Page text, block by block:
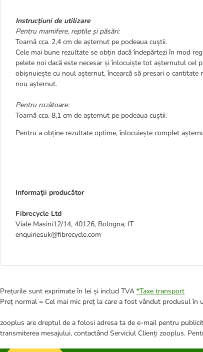
Instrucțiuni de utilizare
Pentru mamifere, reptile și păsări:
Toarnă cca. 2,4 cm de așternut pe podeaua cuștii.
Cele mai bune rezultate se obțin dacă îndepărtezi în mod
pelete noi dacă este necesar și înlocuiște tot așternutul cel
obișnuiește cu noul așternut, încearcă să presari o
nou așternut.
Pentru rozătoare:
Toarnă cca. 8,1 cm de așternut pe podeaua cuștii.
Pentru a obține rezultate optime, înlocuiește complet
Informații producător
Fibrecycle Ltd
Viale Masini12/14, 40126, Bologna, IT
enquiriesuk@fibrecycle.com
Prețurile sunt exprimate în lei și includ TVA *Taxe transport
Preț normal = Cel mai mic preț la care a fost vândut produsul în
zooplus are dreptul de a folosi adresa ta de e-mail pentru
transmiterea mesajului, contactând Serviciul Clienți zooplus.